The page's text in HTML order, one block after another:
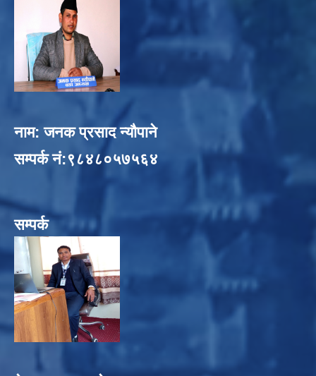
नाम: जनक प्रसाद न्यौपाने
सम्पर्क नं:९८४८०५७५६४
सम्पर्क